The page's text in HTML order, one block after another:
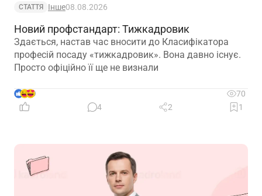
СТАТТЯ Інше08.08.2026
Новий профстандарт: Тижкадровик
Здається, настав час вносити до Класифікатора
професій посаду «тижкадровик». Вона давно існує.
Просто офіційно її ще не визнали
9
70
4
2 1